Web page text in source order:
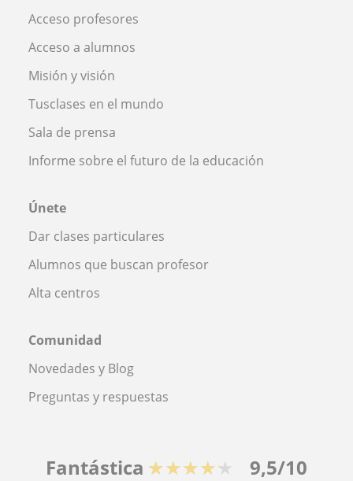
Acceso profesores
Acceso a alumnos
Misión y visión
Tusclases en el mundo
Sala de prensa
Informe sobre el futuro de la educación
Únete
Dar clases particulares
Alumnos que buscan profesor
Alta centros
Comunidad
Novedades y Blog
Preguntas y respuestas
Fantástica ★★★★★ 9,5/10